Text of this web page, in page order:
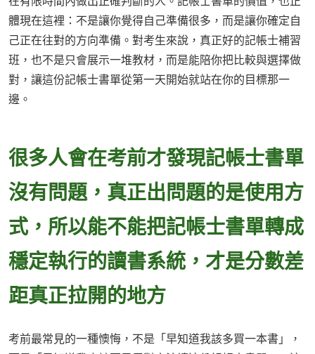
體現在這裡：不是讓你覺得自己準備很多，而是讓你確定自
己正在往對的方向準備。對考生來說，真正好的記帳士補習
班，也不是只會展示一堆教材，而是能陪你把比較與選擇做
對，讓這份記帳士書單從第一天開始就站在你的目標那一
邊。
很多人會在考前才發現記帳士書單
沒有問題，真正出問題的是使用方
式，所以能不能把記帳士書單轉成
穩定執行的讀書系統，才是分數差
距真正拉開的地方
考前最常見的一種懊悔，不是「早知道我該多買一本書」，